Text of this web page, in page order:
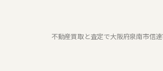
不動産買取と査定で大阪府泉南市信